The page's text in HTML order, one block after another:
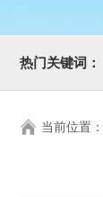
热门关键词：
当前位置：